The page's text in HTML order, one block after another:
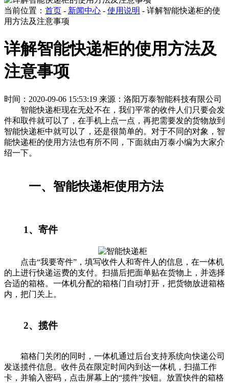
当前位置： 首页 - 新闻中心 - 使用说明 - 详解智能快递柜的使
用方法及注意事项
详解智能快递柜的使用方法及
注意事项
时间：2020-09-06 15:53:19 来源：洛阳万泰智能科技有限公司
智能快递柜现在无处不在，我们平常的收件人们只要会发
件和取件就可以了，在手机上点一点，再把需要发的货物放到
智能快递柜中就可以了，还是很简单的。对于不同的对象，智
能快递柜的使用方法也有所不同，下面就由万泰小编为大家介
绍一下。
一、智能快递柜使用方法
1、寄件
点击“我要寄件”，填写收件人和寄件人的信息，在一体机
的上进行快递运费的支付。扫描后把面单贴在货物上，并选择
合适的箱格。一体机分配的箱格门自动打开，把货物放进箱格
内，把门关上。
2、揽件
箱格门关闭的同时，一体机通过后台支持系统向快递公司
发送揽件信息。收件员在限定时间内到达一体机，扫描工作
卡，并输入密码，点击屏幕上的“揽件”按钮。放置快件的箱格